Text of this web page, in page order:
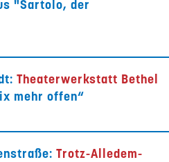
"Sartolo, der
Theaterwerkstatt Bethel
mehr offen“
Trotz-Alledem-